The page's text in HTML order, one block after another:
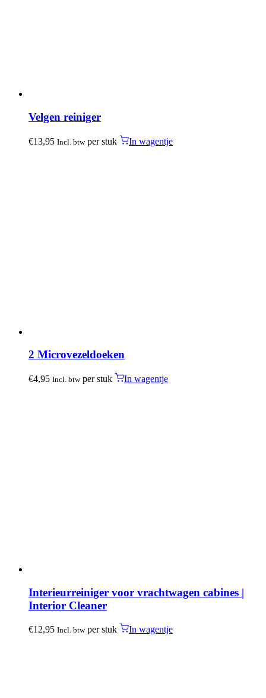
Velgen reiniger
€13,95 Incl. btwper stuk In wagentje
2 Microvezeldoeken
€4,95 Incl. btwper stuk In wagentje
Interieurreiniger voor vrachtwagen cabines |
Interior Cleaner
€12,95 Incl. btwper stuk In wagentje